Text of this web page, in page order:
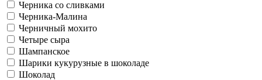
Черника со сливками
Черника-Малина
Черничный мохито
Четыре сыра
Шампанское
Шарики кукурузные в шоколаде
Шоколад